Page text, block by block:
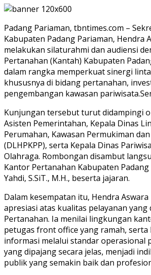
Padang Pariaman, tbntimes.com –
Kabupaten Padang Pariaman, Hendra
melakukan silaturahmi dan audiensi
Pertanahan (Kantah) Kabupaten
dalam rangka memperkuat sinergi
khususnya di bidang pertanahan,
pengembangan kawasan
Kunjungan tersebut turut didampingi
Asisten Pemerintahan, Kepala Dinas
Perumahan, Kawasan Permukiman
(DLHPKPP), serta Kepala Dinas
Olahraga. Rombongan disambut
Kantor Pertanahan Kabupaten Padang
Yahdi, S.SiT., M.H., beserta jajaran.
Dalam kesempatan itu, Hendra
apresiasi atas kualitas pelayanan
Pertanahan. Ia menilai lingkungan
petugas front office yang ramah,
informasi melalui standar operasional
yang dipajang secara jelas, menjadi
publik yang semakin baik dan